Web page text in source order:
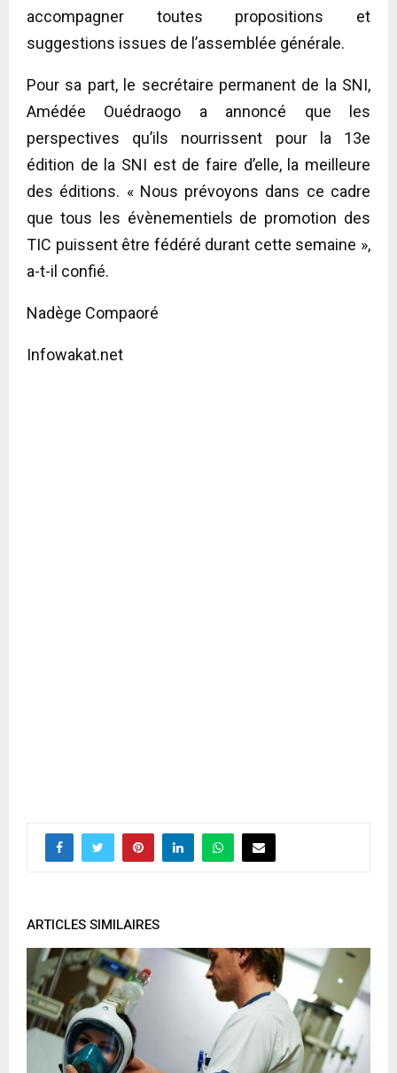
accompagner toutes propositions et
suggestions issues de l’assemblée générale.
Pour sa part, le secrétaire permanent de la SNI,
Amédée Ouédraogo a annoncé que les
perspectives qu’ils nourrissent pour la 13e
édition de la SNI est de faire d’elle, la meilleure
des éditions. « Nous prévoyons dans ce cadre
que tous les évènementiels de promotion des
TIC puissent être fédéré durant cette semaine »,
a-t-il confié.
Nadège Compaoré
Infowakat.net
ARTICLES SIMILAIRES